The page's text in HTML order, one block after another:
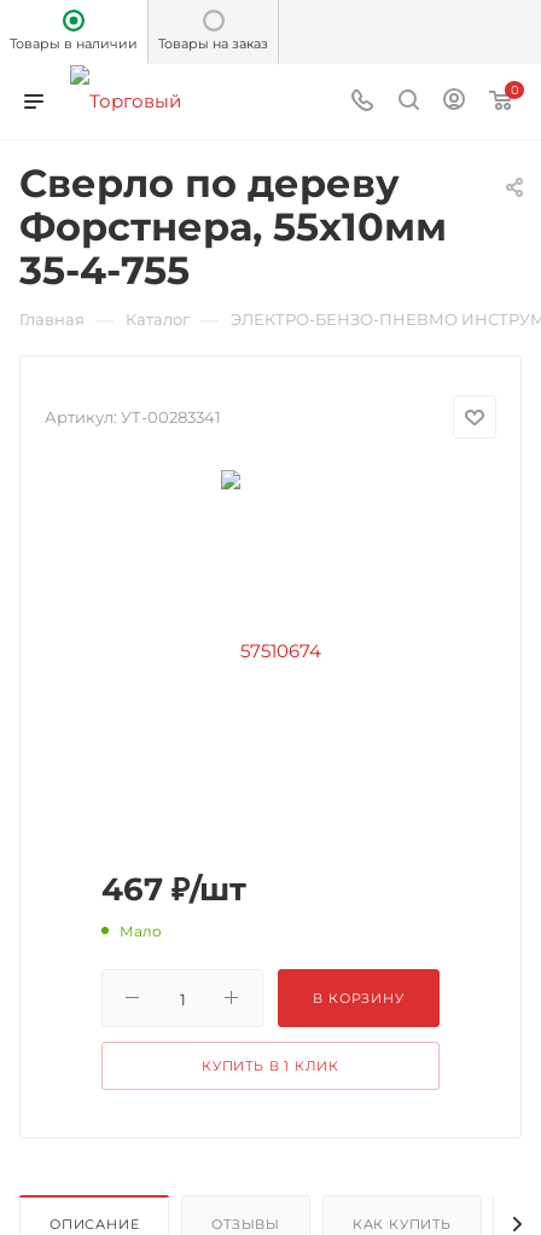
Товары в наличии Товары на заказ
0
Сверло по дереву
Форстнера, 55х10мм
35-4-755
Главная Каталог ЭЛЕКТРО-БЕНЗО-ПНЕВМО
Артикул: УТ-00283341
467 ₽/шт
Мало
В КОРЗИНУ
КУПИТЬ В 1 КЛИК
ОПИСАНИЕ ОТЗЫВЫ КАК КУПИТЬ